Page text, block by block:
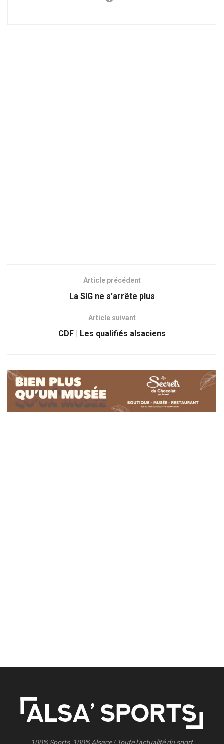
Article précédent
La SIG ne s’arrête plus
Article suivant
CDF | Les qualifiés alsaciens